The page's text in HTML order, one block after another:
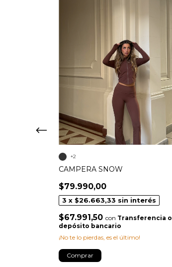
CAMPERA SNOW
$79.990,00
3 x $26.663,33 sin interés
$67.991,50 con Transferencia o
depósito bancario
¡No te lo pierdas, es el último!
+2
Comprar